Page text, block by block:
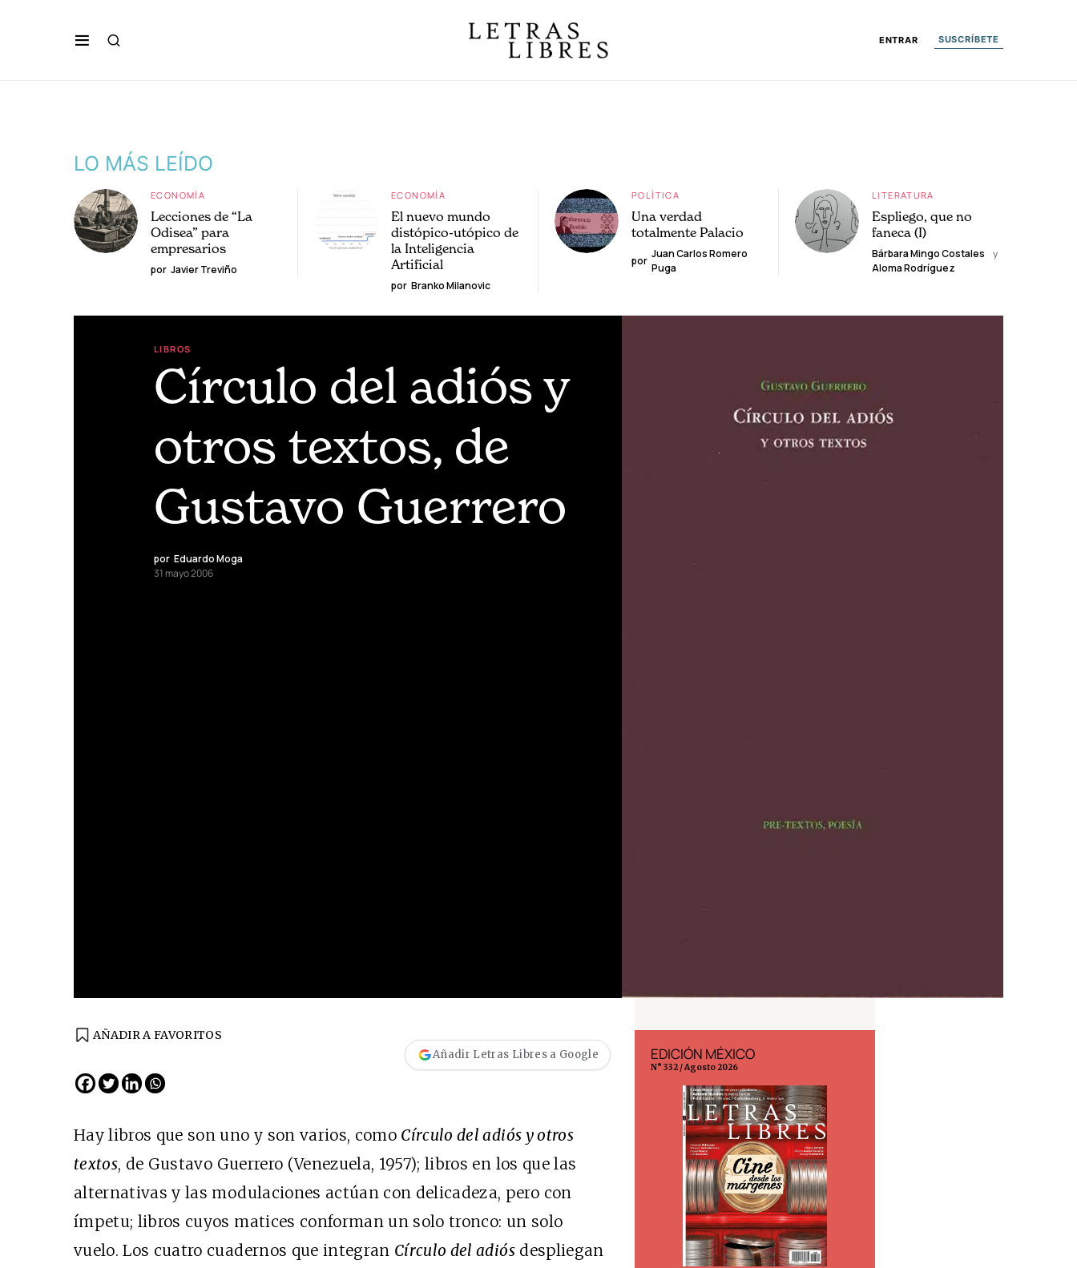
ENTRAR SUSCRÍBETE
LO MÁS LEÍDO
ECONOMÍA
Lecciones de “La
Odisea” para
empresarios
por Javier Treviño
ECONOMÍA
El nuevo mundo
distópico-utópico de
la Inteligencia
Artificial
por Branko Milanovic
POLÍTICA
Una verdad
totalmente Palacio
por
Juan Carlos Romero
Puga
LITERATURA
Espliego, que no
faneca (I)
Bárbara Mingo Costales
y
Aloma Rodríguez
LIBROS
Círculo del adiós y
otros textos, de
Gustavo Guerrero
por Eduardo Moga
31 mayo 2006
AÑADIR A FAVORITOS
Añadir Letras Libres a Google
Hay libros que son uno y son varios, como Círculo del adiós y otros
textos, de Gustavo Guerrero (Venezuela, 1957); libros en los que las
alternativas y las modulaciones actúan con delicadeza, pero con
ímpetu; libros cuyos matices conforman un solo tronco: un solo
vuelo. Los cuatro cuadernos que integran Círculo del adiósdespliegan
EDICIÓN ESPAÑA
N° 299 / Agosto 2026
EDICIÓN MÉXICO
N° 332 / Agosto 2026